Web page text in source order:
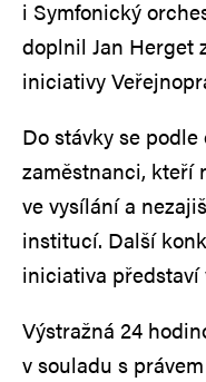
i Symfonický
doplnil Jan Herget
iniciativy
Do stávky se
zaměstnanci, kteří
ve vysílání a
institucí. Další
iniciativa představí
Výstražná 24
v souladu s